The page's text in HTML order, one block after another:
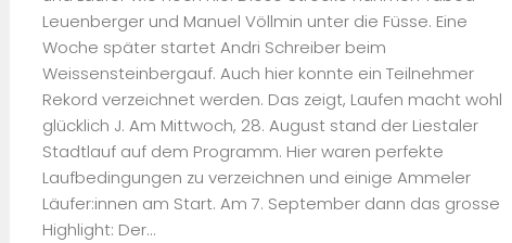
Leuenberger und Manuel Völlmin unter die Füsse. Eine
Woche später startet Andri Schreiber beim
Weissensteinbergauf. Auch hier konnte ein Teilnehmer
Rekord verzeichnet werden. Das zeigt, Laufen macht wohl
glücklich J. Am Mittwoch, 28. August stand der Liestaler
Stadtlauf auf dem Programm. Hier waren perfekte
Laufbedingungen zu verzeichnen und einige Ammeler
Läufer:innen am Start. Am 7. September dann das grosse
Highlight: Der...